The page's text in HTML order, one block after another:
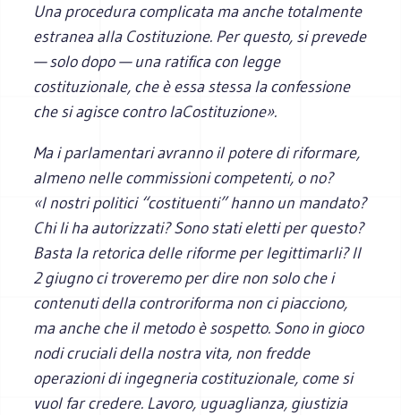
Una procedura complicata ma anche totalmente
estranea alla Costituzione. Per questo, si prevede
— solo dopo — una ratifica con legge
costituzionale, che è essa stessa la confessione
che si agisce contro laCostituzione».
Ma i parlamentari avranno il potere di riformare,
almeno nelle commissioni competenti, o no?
«I nostri politici “costituenti” hanno un mandato?
Chi li ha autorizzati? Sono stati eletti per questo?
Basta la retorica delle riforme per legittimarli? Il
2 giugno ci troveremo per dire non solo che i
contenuti della controriforma non ci piacciono,
ma anche che il metodo è sospetto. Sono in gioco
nodi cruciali della nostra vita, non fredde
operazioni di ingegneria costituzionale, come si
vuol far credere. Lavoro, uguaglianza, giustizia